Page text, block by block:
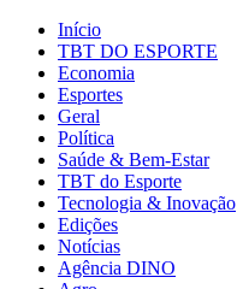
Início
TBT DO ESPORTE
Economia
Esportes
Geral
Política
Saúde & Bem-Estar
TBT do Esporte
Tecnologia & Inovação
Edições
Notícias
Agência DINO